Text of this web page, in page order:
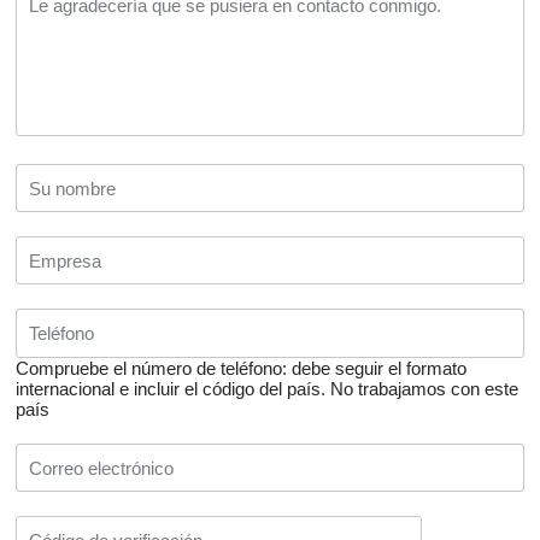
Compruebe el número de teléfono: debe seguir el formato
internacional e incluir el código del país. No trabajamos con este
país